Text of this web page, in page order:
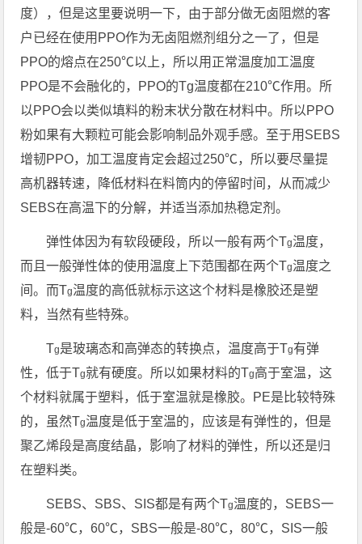
度），但是这里要说明一下，由于部分做无卤阻燃的客
户已经在使用PPO作为无卤阻燃剂组分之一了，但是
PPO的熔点在250℃以上，所以用正常温度加工温度
PPO是不会融化的，PPO的Tg温度都在210℃作用。所
以PPO会以类似填料的粉末状分散在材料中。所以PPO
粉如果有大颗粒可能会影响制品外观手感。至于用SEBS
增韧PPO，加工温度肯定会超过250℃，所以要尽量提
高机器转速，降低材料在料筒内的停留时间，从而减少
SEBS在高温下的分解，并适当添加热稳定剂。
弹性体因为有软段硬段，所以一般有两个Tg温度，
而且一般弹性体的使用温度上下范围都在两个Tg温度之
间。而Tg温度的高低就标示这这个材料是橡胶还是塑
料，当然有些特殊。
Tg是玻璃态和高弹态的转换点，温度高于Tg有弹
性，低于Tg就有硬度。所以如果材料的Tg高于室温，这
个材料就属于塑料，低于室温就是橡胶。PE是比较特殊
的，虽然Tg温度是低于室温的，应该是有弹性的，但是
聚乙烯段是高度结晶，影响了材料的弹性，所以还是归
在塑料类。
SEBS、SBS、SIS都是有两个Tg温度的，SEBS一
般是-60℃，60℃，SBS一般是-80℃，80℃，SIS一般